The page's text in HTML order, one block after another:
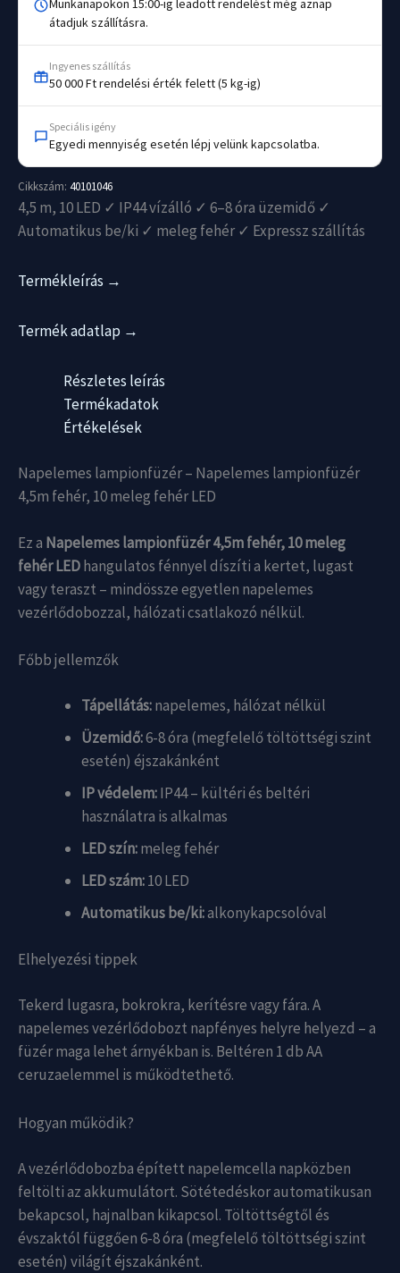
Munkanapokon 15:00-ig leadott rendelést még aznap
átadjuk szállításra.
Ingyenes szállítás
50 000 Ft rendelési érték felett (5 kg-ig)
Speciális igény
Egyedi mennyiség esetén lépj velünk kapcsolatba.
Cikkszám: 40101046
4,5 m, 10 LED ✓ IP44 vízálló ✓ 6–8 óra üzemidő ✓
Automatikus be/ki ✓ meleg fehér ✓ Expressz szállítás
Termékleírás →
Termék adatlap →
Részletes leírás
Termékadatok
Értékelések
Napelemes lampionfüzér – Napelemes lampionfüzér
4,5m fehér, 10 meleg fehér LED
Ez a Napelemes lampionfüzér 4,5m fehér, 10 meleg
fehér LEDhangulatos fénnyel díszíti a kertet, lugast
vagy teraszt – mindössze egyetlen napelemes
vezérlődobozzal, hálózati csatlakozó nélkül.
Főbb jellemzők
Tápellátás:napelemes, hálózat nélkül
Üzemidő:6-8 óra (megfelelő töltöttségi szint
esetén) éjszakánként
IP védelem:IP44 – kültéri és beltéri
használatra is alkalmas
LED szín:meleg fehér
LED szám:10 LED
Automatikus be/ki:alkonykapcsolóval
Elhelyezési tippek
Tekerd lugasra, bokrokra, kerítésre vagy fára. A
napelemes vezérlődobozt napfényes helyre helyezd – a
füzér maga lehet árnyékban is. Beltéren 1 db AA
ceruzaelemmel is működtethető.
Hogyan működik?
A vezérlődobozba épített napelemcella napközben
feltölti az akkumulátort. Sötétedéskor automatikusan
bekapcsol, hajnalban kikapcsol. Töltöttségtől és
évszaktól függően 6-8 óra (megfelelő töltöttségi szint
esetén) világít éjszakánként.